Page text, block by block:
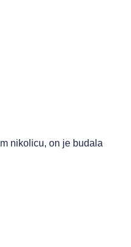
nikolicu, on je budala